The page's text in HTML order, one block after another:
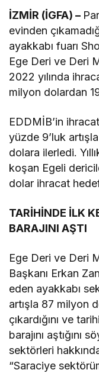
İZMİR (İGFA) –
evinden
ayakkabı fuarı
Ege Deri ve Deri
2022 yılında
milyon dolardan
EDDMİB’in
yüzde 9’luk
dolara ilerledi.
koşan Egeli
dolar ihracat
TARİHİNDE İLK
BARAJINI AŞTI
Ege Deri ve Deri
Başkanı Erkan
eden ayakkabı
artışla 87 milyon
çıkardığını ve
barajını
sektörleri
“Saraciye